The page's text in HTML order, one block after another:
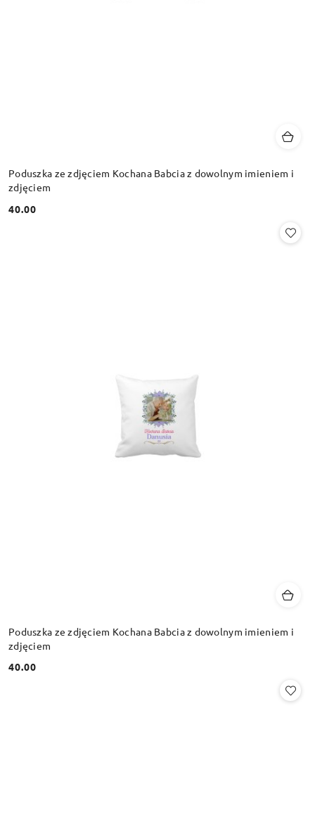
Poduszka ze zdjęciem Kochana Babcia z dowolnym imieniem i
zdjęciem
Cena:
40.00
Poduszka ze zdjęciem Kochana Babcia z dowolnym imieniem i
zdjęciem
Cena:
40.00